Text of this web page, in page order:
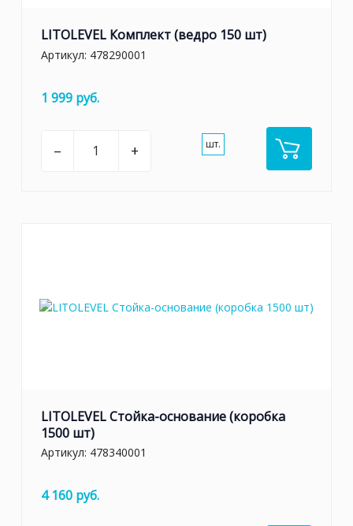
LITOLEVEL Комплект (ведро 150 шт)
Артикул: 478290001
1 999 руб.
– + шт.
LITOLEVEL Стойка-основание (коробка
1500 шт)
Артикул: 478340001
4 160 руб.